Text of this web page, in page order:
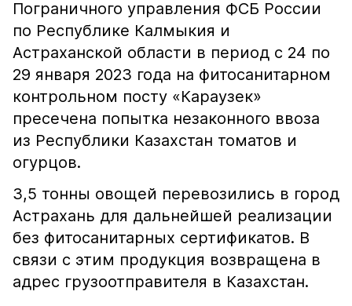
Пограничного управления ФСБ России
по Республике Калмыкия и
Астраханской области в период с 24 по
29 января 2023 года на фитосанитарном
контрольном посту «Караузек»
пресечена попытка незаконного ввоза
из Республики Казахстан томатов и
огурцов.
3,5 тонны овощей перевозились в город
Астрахань для дальнейшей реализации
без фитосанитарных сертификатов. В
связи с этим продукция возвращена в
адрес грузоотправителя в Казахстан.